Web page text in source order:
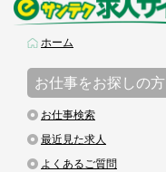
ホーム
お仕事をお探しの方
お仕事検索
最近見た求人
よくあるご質問